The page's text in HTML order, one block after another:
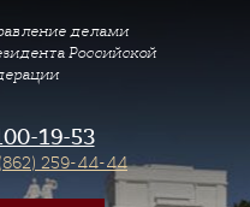
делами
Российской
19-53
259-44-44